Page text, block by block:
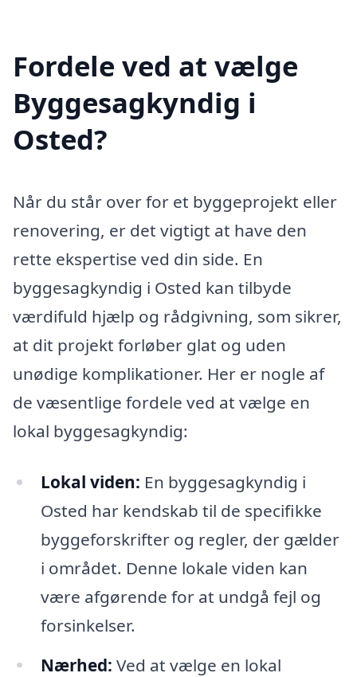
Fordele ved at vælge
Byggesagkyndig i
Osted?
Når du står over for et byggeprojekt eller
renovering, er det vigtigt at have den
rette ekspertise ved din side. En
byggesagkyndig i Osted kan tilbyde
værdifuld hjælp og rådgivning, som sikrer,
at dit projekt forløber glat og uden
unødige komplikationer. Her er nogle af
de væsentlige fordele ved at vælge en
lokal byggesagkyndig:
Lokal viden: En byggesagkyndig i
Osted har kendskab til de specifikke
byggeforskrifter og regler, der gælder
i området. Denne lokale viden kan
være afgørende for at undgå fejl og
forsinkelser.
Nærhed: Ved at vælge en lokal